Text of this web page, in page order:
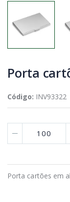
Porta
Código: INV93322
Porta cartões em